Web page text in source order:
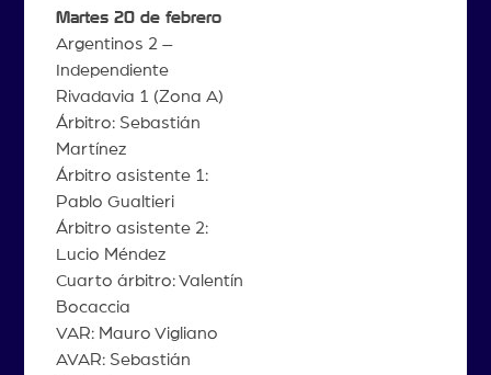
Martes 20 de febrero
Argentinos 2 –
Independiente
Rivadavia 1 (Zona A)
Árbitro: Sebastián
Martínez
Árbitro asistente 1:
Pablo Gualtieri
Árbitro asistente 2:
Lucio Méndez
Cuarto árbitro: Valentín
Bocaccia
VAR: Mauro Vigliano
AVAR: Sebastián